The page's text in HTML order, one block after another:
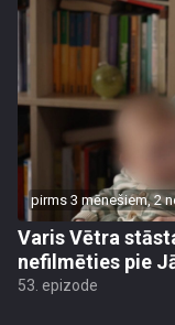
pirms 3 mēnešiem, 2
Varis Vētra
nefilmēties pie
53. epizode